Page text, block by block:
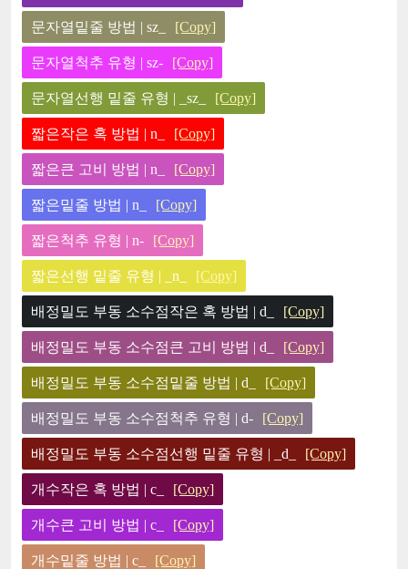
문자열밑줄 방법 | sz_ [Copy]
문자열척추 유형 | sz- [Copy]
문자열선행 밑줄 유형 | _sz_ [Copy]
짧은작은 혹 방법 | n_ [Copy]
짧은큰 고비 방법 | n_ [Copy]
짧은밑줄 방법 | n_ [Copy]
짧은척추 유형 | n- [Copy]
짧은선행 밑줄 유형 | _n_ [Copy]
배정밀도 부동 소수점작은 혹 방법 | d_ [Copy]
배정밀도 부동 소수점큰 고비 방법 | d_ [Copy]
배정밀도 부동 소수점밑줄 방법 | d_ [Copy]
배정밀도 부동 소수점척추 유형 | d- [Copy]
배정밀도 부동 소수점선행 밑줄 유형 | _d_ [Copy]
개수작은 혹 방법 | c_ [Copy]
개수큰 고비 방법 | c_ [Copy]
개수밑줄 방법 | c_ [Copy]